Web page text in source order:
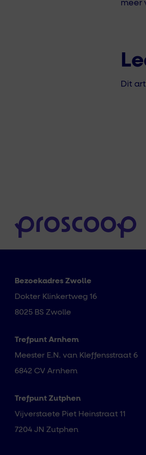
meer
Dit
Bezoekadres Zwolle
Dokter Klinkertweg 16
8025 BS Zwolle
Trefpunt Arnhem
Meester E.N. van Kleffensstraat 6
6842 CV Arnhem
Trefpunt Zutphen
Vijverstaete Piet Heinstraat 11
7204 JN Zutphen